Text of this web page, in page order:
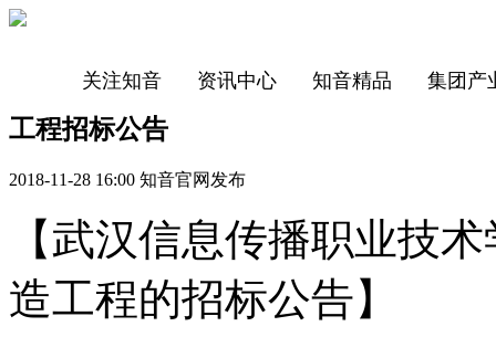
关注知音 资讯中心 知音精品 集团产
工程招标公告
2018-11-28 16:00 知音官网发布
【武汉信息传播职业技
造工程的招标公告】